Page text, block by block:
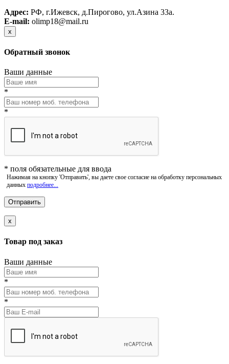
Адрес: РФ, г.Ижевск, д.Пирогово, ул.Азина 33а.
E-mail: olimp18@mail.ru
x
Обратный звонок
Ваши данные
*
*
* поля обязательные для ввода
Нажимая на кнопку 'Отправить', вы даете свое согласие на обработку персональных
данных подробнее...
x
Товар под заказ
Ваши данные
*
*